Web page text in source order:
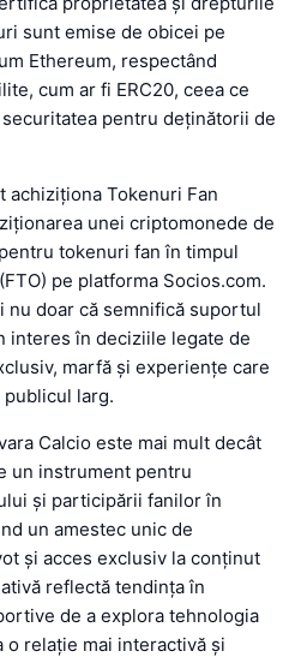
sunt emise de obicei pe
Ethereum, respectând
cum ar fi ERC20, ceea ce
pentru deținătorii de
achiziționa Tokenuri Fan
unei criptomonede de
tokenuri fan în timpul
pe platforma Socios.com.
doar că semnifică suportul
interes în deciziile legate de
marfă și experiențe care
larg.
Calcio este mai mult decât
un instrument pentru
și participării fanilor în
un amestec unic de
și acces exclusiv la conținut
reflectă tendința în
de a explora tehnologia
relație mai interactivă și